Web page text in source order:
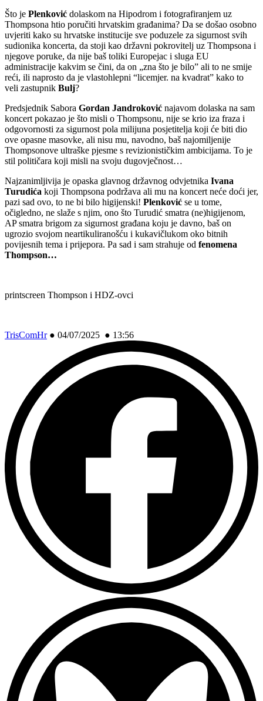
Što je Plenković dolaskom na Hipodrom i fotografiranjem uz
Thompsona htio poručiti hrvatskim građanima? Da se došao osobno
uvjeriti kako su hrvatske institucije sve poduzele za sigurnost svih
sudionika koncerta, da stoji kao državni pokrovitelj uz Thompsona i
njegove poruke, da nije baš toliki Europejac i sluga EU
administracije kakvim se čini, da on „zna što je bilo” ali to ne smije
reći, ili naprosto da je vlastohlepni “licemjer. na kvadrat” kako to
veli zastupnik Bulj?
Predsjednik Sabora Gordan Jandroković najavom dolaska na sam
koncert pokazao je što misli o Thompsonu, nije se krio iza fraza i
odgovornosti za sigurnost pola milijuna posjetitelja koji će biti dio
ove opasne masovke, ali nisu mu, navodno, baš najomiljenije
Thompsonove ultraške pjesme s revizionističkim ambicijama. To je
stil političara koji misli na svoju dugovječnost…
Najzanimljivija je opaska glavnog državnog odvjetnika Ivana
Turudića koji Thompsona podržava ali mu na koncert neće doći jer,
pazi sad ovo, to ne bi bilo higijenski! Plenković se u tome,
očigledno, ne slaže s njim, ono što Turudić smatra (ne)higijenom,
AP smatra brigom za sigurnost građana koju je davno, baš on
ugrozio svojom neartikuliranošću i kukavičlukom oko bitnih
povijesnih tema i prijepora. Pa sad i sam strahuje od fenomena
Thompson…
printscreen Thompson i HDZ-ovci
TrisComHr● 04/07/2025 ● 13:56